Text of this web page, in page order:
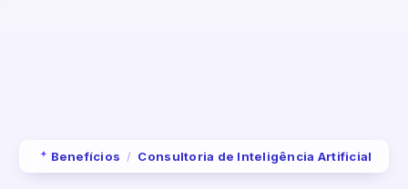
Benefícios / Consultoria de Inteligência Artificial